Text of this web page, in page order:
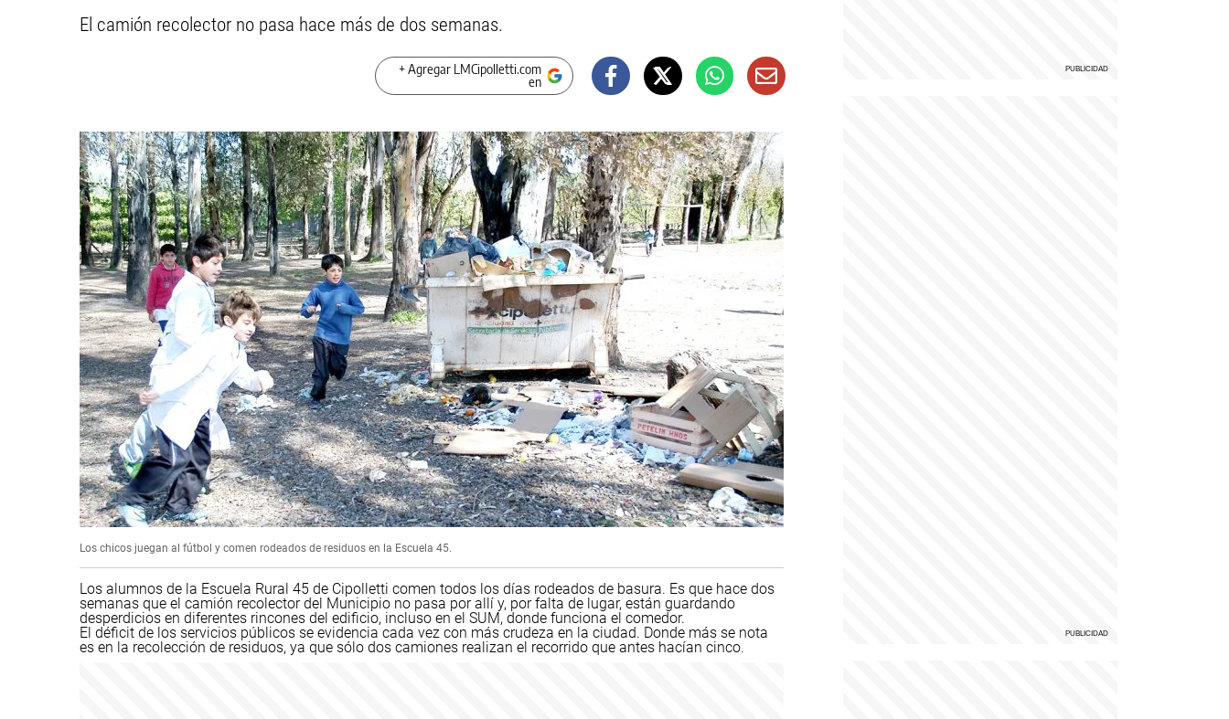
El camión recolector no pasa hace más de dos semanas.
+ Agregar LMCipolletti.com
en
Los chicos juegan al fútbol y comen rodeados de residuos en la Escuela 45.
Los alumnos de la Escuela Rural 45 de Cipolletti comen todos los días rodeados de basura. Es que hace dos
semanas que el camión recolector del Municipio no pasa por allí y, por falta de lugar, están guardando
desperdicios en diferentes rincones del edificio, incluso en el SUM, donde funciona el comedor.
El déficit de los servicios públicos se evidencia cada vez con más crudeza en la ciudad. Donde más se nota
es en la recolección de residuos, ya que sólo dos camiones realizan el recorrido que antes hacían cinco.